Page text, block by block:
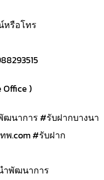
หรือโทร
)
นาการ #รับฝากบางนา
พ.com #รับฝาก
ำพัฒนาการ